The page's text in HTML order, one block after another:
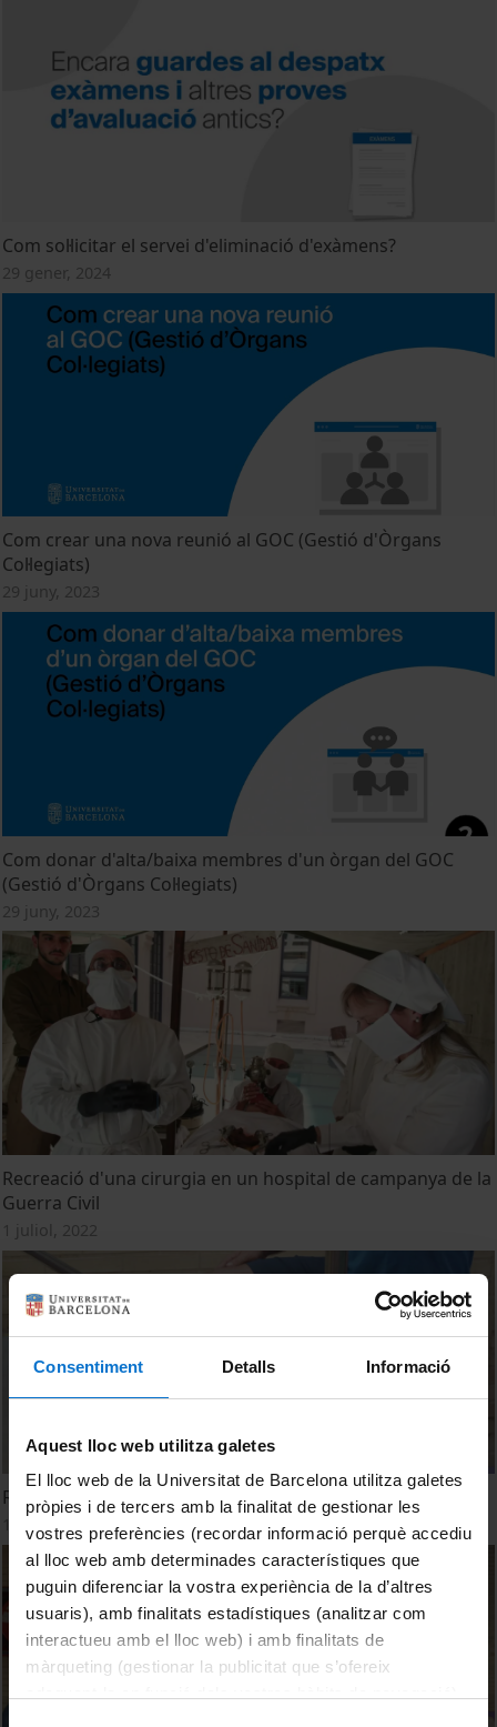
Consentiment Detalls Informació
Aquest lloc web utilitza galetes
El lloc web de la Universitat de Barcelona utilitza galetes
pròpies i de tercers amb la finalitat de gestionar les
vostres preferències (recordar informació perquè accediu
al lloc web amb determinades característiques que
puguin diferenciar la vostra experiència de la d’altres
usuaris), amb finalitats estadístiques (analitzar com
interactueu amb el lloc web) i amb finalitats de
màrqueting (gestionar la publicitat que s’ofereix
Com sol·licitar el servei d'eliminació d'exàmens?
29 gener, 2024
Com crear una nova reunió al GOC (Gestió d'Òrgans
Col·legiats)
29 juny, 2023
Com donar d'alta/baixa membres d'un òrgan del GOC
(Gestió d'Òrgans Col·legiats)
29 juny, 2023
Recreació d'una cirurgia en un hospital de campanya de la
Guerra Civil
1 juliol, 2022
Reforça els genolls per caminar o per fer altres activitats
10 desembre, 2021